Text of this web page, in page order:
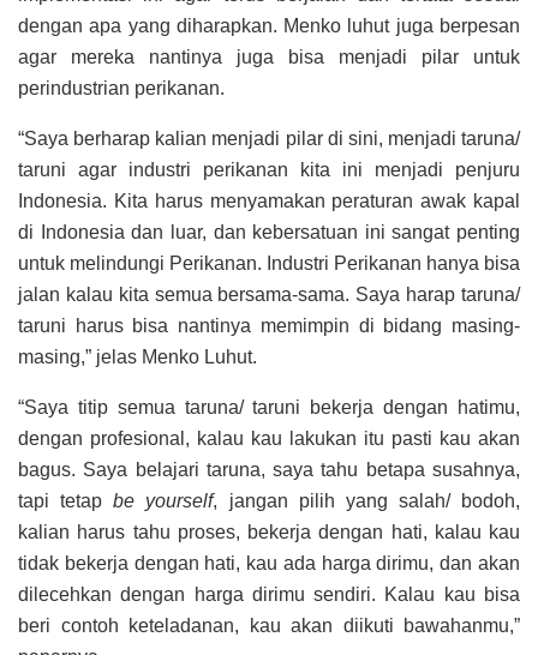
dengan apa yang diharapkan. Menko luhut juga berpesan
agar mereka nantinya juga bisa menjadi pilar untuk
perindustrian perikanan.
“Saya berharap kalian menjadi pilar di sini, menjadi taruna/
taruni agar industri perikanan kita ini menjadi penjuru
Indonesia. Kita harus menyamakan peraturan awak kapal
di Indonesia dan luar, dan kebersatuan ini sangat penting
untuk melindungi Perikanan. Industri Perikanan hanya bisa
jalan kalau kita semua bersama-sama. Saya harap taruna/
taruni harus bisa nantinya memimpin di bidang masing-
masing,” jelas Menko Luhut.
“Saya titip semua taruna/ taruni bekerja dengan hatimu,
dengan profesional, kalau kau lakukan itu pasti kau akan
bagus. Saya belajari taruna, saya tahu betapa susahnya,
tapi tetapbe yourself, jangan pilih yang salah/ bodoh,
kalian harus tahu proses, bekerja dengan hati, kalau kau
tidak bekerja dengan hati, kau ada harga dirimu, dan akan
dilecehkan dengan harga dirimu sendiri. Kalau kau bisa
beri contoh keteladanan, kau akan diikuti bawahanmu,”